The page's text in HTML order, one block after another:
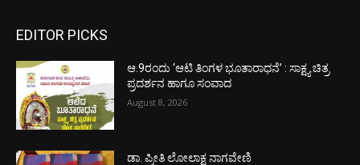
EDITOR PICKS
ಆ.9ರಂದು ‘ಆಟಿ ತಿಂಗಳ ಭೂತಾರಾಧನೆ’ : ಸಾಕ್ಷ್ಯ ಚಿತ್ರ
ಪ್ರದರ್ಶನ ಹಾಗೂ ಸಂವಾದ
August 8, 2026
ಡಾ. ಪ್ರೀತಿ ಲೋಲಾಕ್ಷ ನಾಗವೇಣಿ